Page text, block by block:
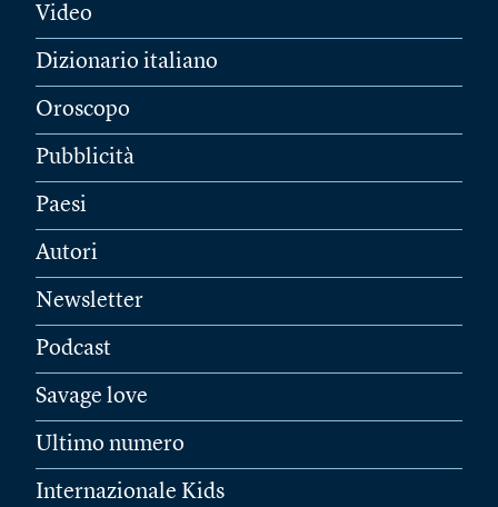
Video
Dizionario italiano
Oroscopo
Pubblicità
Paesi
Autori
Newsletter
Podcast
Savage love
Ultimo numero
Internazionale Kids